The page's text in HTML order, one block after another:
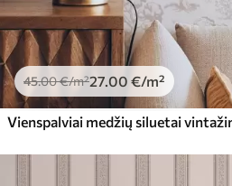
45.00€/m²27.00 €/m²